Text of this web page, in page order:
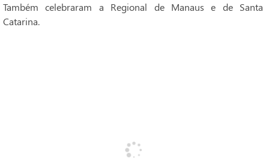
Também celebraram a Regional de Manaus e de Santa
Catarina.